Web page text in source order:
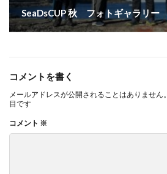
SeaDsCUP 秋 フォトギャラリー
コメントを書く
メールアドレスが公開されることはありません。
目です
コメント ※